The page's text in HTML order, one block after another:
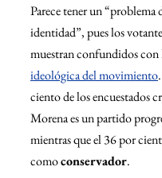
Parece tener un “problema
identidad”, pues los
muestran confundidos con
ideológica del movimiento
ciento de los encuestados
Morena es un partido
mientras que el 36 por
como conservador.